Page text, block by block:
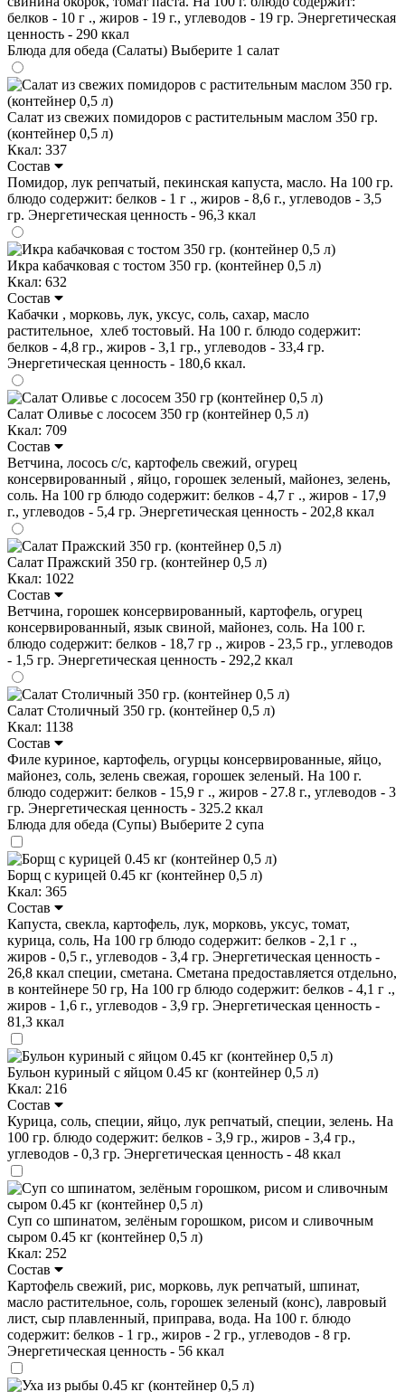
белков - 10 г ., жиров - 19 г., углеводов - 19 гр. Энергетическая
ценность - 290 ккал
Блюда для обеда (Салаты) Выберите 1 салат
Салат из свежих помидоров с растительным маслом 350 гр.
(контейнер 0,5 л)
Ккал: 337
Состав
Помидор, лук репчатый, пекинская капуста, масло. На 100 гр.
блюдо содержит: белков - 1 г ., жиров - 8,6 г., углеводов - 3,5
гр. Энергетическая ценность - 96,3 ккал
Икра кабачковая с тостом 350 гр. (контейнер 0,5 л)
Ккал: 632
Состав
Кабачки , морковь, лук, уксус, соль, сахар, масло
растительное, хлеб тостовый. На 100 г. блюдо содержит:
белков - 4,8 гр., жиров - 3,1 гр., углеводов - 33,4 гр.
Энергетическая ценность - 180,6 ккал.
Салат Оливье с лососем 350 гр (контейнер 0,5 л)
Ккал: 709
Состав
Ветчина, лосось с/с, картофель свежий, огурец
консервированный , яйцо, горошек зеленый, майонез, зелень,
соль. На 100 гр блюдо содержит: белков - 4,7 г ., жиров - 17,9
г., углеводов - 5,4 гр. Энергетическая ценность - 202,8 ккал
Салат Пражский 350 гр. (контейнер 0,5 л)
Ккал: 1022
Состав
Ветчина, горошек консервированный, картофель, огурец
консервированный, язык свиной, майонез, соль. На 100 г.
блюдо содержит: белков - 18,7 гр ., жиров - 23,5 гр., углеводов
- 1,5 гр. Энергетическая ценность - 292,2 ккал
Салат Столичный 350 гр. (контейнер 0,5 л)
Ккал: 1138
Состав
Филе куриное, картофель, огурцы консервированные, яйцо,
майонез, соль, зелень свежая, горошек зеленый. На 100 г.
блюдо содержит: белков - 15,9 г ., жиров - 27.8 г., углеводов - 3
гр. Энергетическая ценность - 325.2 ккал
Блюда для обеда (Супы) Выберите 2 супа
Борщ с курицей 0.45 кг (контейнер 0,5 л)
Ккал: 365
Состав
Капуста, свекла, картофель, лук, морковь, уксус, томат,
курица, соль, На 100 гр блюдо содержит: белков - 2,1 г .,
жиров - 0,5 г., углеводов - 3,4 гр. Энергетическая ценность -
26,8 ккал специи, сметана. Сметана предоставляется отдельно,
в контейнере 50 гр, На 100 гр блюдо содержит: белков - 4,1 г .,
жиров - 1,6 г., углеводов - 3,9 гр. Энергетическая ценность -
81,3 ккал
Бульон куриный с яйцом 0.45 кг (контейнер 0,5 л)
Ккал: 216
Состав
Курица, соль, специи, яйцо, лук репчатый, специи, зелень. На
100 гр. блюдо содержит: белков - 3,9 гр., жиров - 3,4 гр.,
углеводов - 0,3 гр. Энергетическая ценность - 48 ккал
Суп со шпинатом, зелёным горошком, рисом и сливочным
сыром 0.45 кг (контейнер 0,5 л)
Ккал: 252
Состав
Картофель свежий, рис, морковь, лук репчатый, шпинат,
масло растительное, соль, горошек зеленый (конс), лавровый
лист, сыр плавленный, приправа, вода. На 100 г. блюдо
содержит: белков - 1 гр., жиров - 2 гр., углеводов - 8 гр.
Энергетическая ценность - 56 ккал